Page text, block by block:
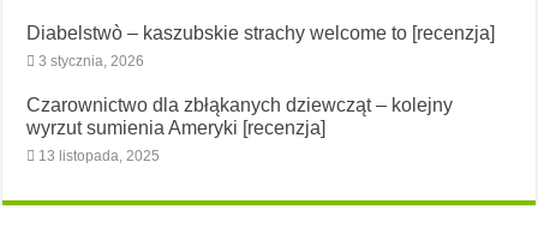
Diabelstwò – kaszubskie strachy welcome to [recenzja]
3 stycznia, 2026
Czarownictwo dla zbłąkanych dziewcząt – kolejny
wyrzut sumienia Ameryki [recenzja]
13 listopada, 2025